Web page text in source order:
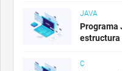
JAVA
Programa
estructura
C